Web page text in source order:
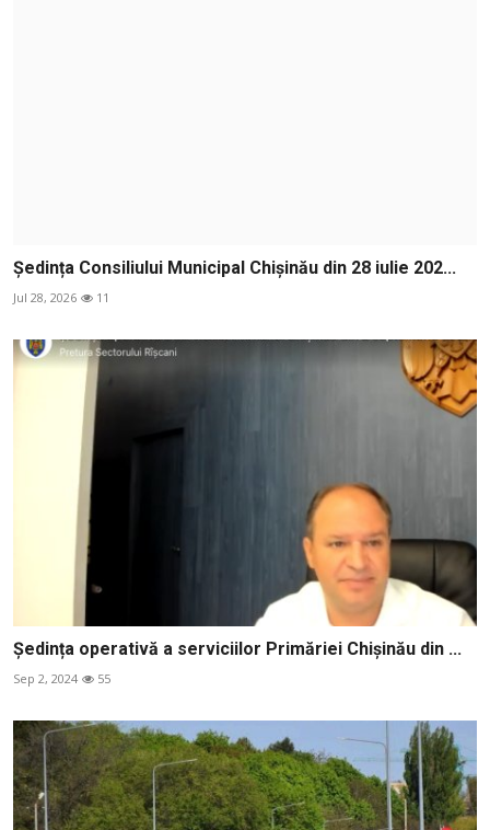
Ședința Consiliului Municipal Chișinău din 28 iulie 202...
Jul 28, 2026 11
Ședința operativă a serviciilor Primăriei Chișinău din ...
Sep 2, 2024 55